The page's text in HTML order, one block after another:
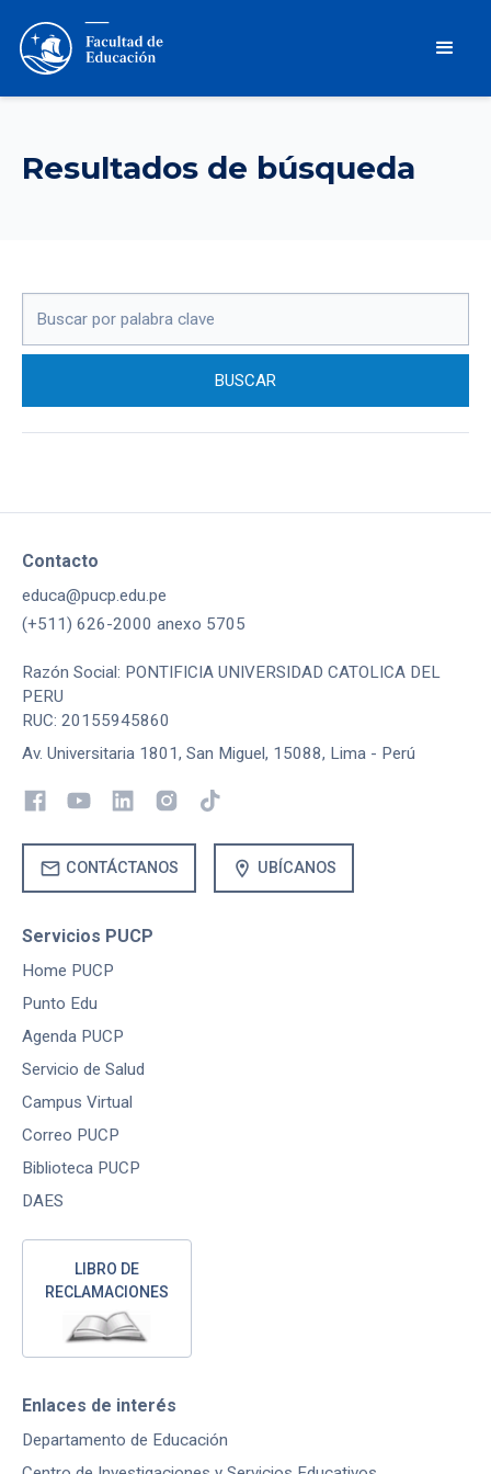
Resultados de búsqueda
Contacto
educa@pucp.edu.pe
(+511) 626-2000 anexo 5705
Razón Social: PONTIFICIA UNIVERSIDAD CATOLICA DEL
PERU
RUC: 20155945860
Av. Universitaria 1801, San Miguel, 15088, Lima - Perú
mail CONTÁCTANOS location_on UBÍCANOS
Servicios PUCP
Home PUCP
Punto Edu
Agenda PUCP
Servicio de Salud
Campus Virtual
Correo PUCP
Biblioteca PUCP
DAES
LIBRO DE
RECLAMACIONES
Enlaces de interés
Departamento de Educación